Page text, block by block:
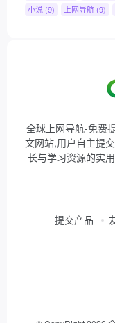
小说 (9) 上网导航 (9)
全球上网导航-免费
文网站,用户自主提
长与学习资源的实
提交产品